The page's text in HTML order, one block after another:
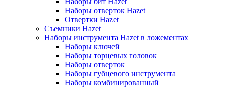
Наборы отверток Hazet
Отвертки Hazet
Съемники Hazet
Наборы инструмента Hazet в ложементах
Наборы ключей
Наборы торцевых головок
Наборы отверток
Наборы губцевого инструмента
Наборы комбинированный